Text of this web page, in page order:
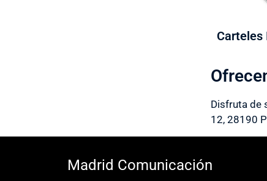
Carteles
Disfruta de
12, 28190
Madrid Comunicación